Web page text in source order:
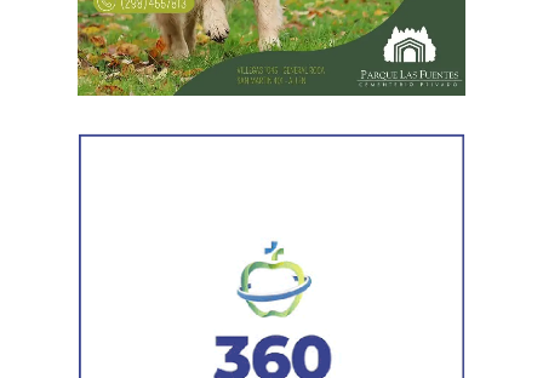
mejora la calidad» de la fruta rionegrina.
El mandatario planteó como principal desafío que la
empresas, y convocó a las cámaras y entidades a «ser
Weretilneck situó la decisión en una planificación a largo
plazo sobre el cambio climático, estratégica en su sentido
económico: «Estamos hablando de temas realmente
importantes para nuestro futuro. Por eso enmarcar las